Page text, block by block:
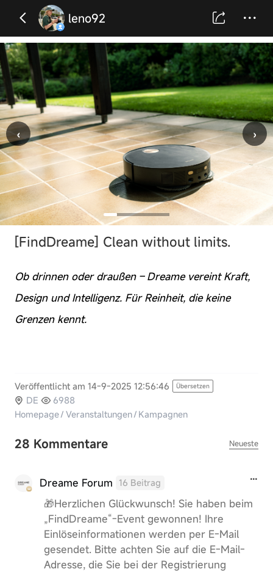
leno92
‹ ›
[FindDreame] Clean without limits.
Ob drinnen oder draußen – Dreame vereint Kraft,
Design und Intelligenz. Für Reinheit, die keine
Grenzen kennt.
Veröffentlicht am 14-9-2025 12:56:46 Übersetzen
DE
6988
Homepage/ Veranstaltungen/ Kampagnen
28 Kommentare Neueste
Dreame Forum 16 Beitrag
🎁Herzlichen Glückwunsch! Sie haben beim
„FindDreame“-Event gewonnen! Ihre
Einlöseinformationen werden per E-Mail
gesendet. Bitte achten Sie auf die E-Mail-
Adresse, die Sie bei der Registrierung